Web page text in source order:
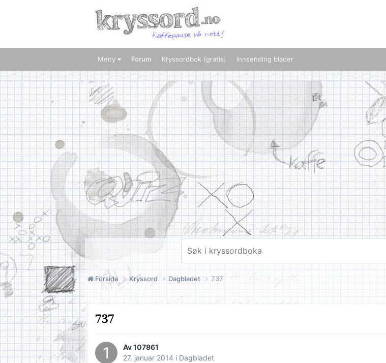
Meny Forum Kryssordbok (gratis) Innsending blader
Forside Kryssord Dagbladet 737
737
Av107861
27. januar 2014 i Dagbladet